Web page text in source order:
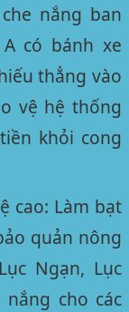
nắng ban
có bánh xe
thẳng vào
vệ hệ thống
khỏi cong
cao: Làm bạt
quản nông
Ngạn, Lục
nắng cho các